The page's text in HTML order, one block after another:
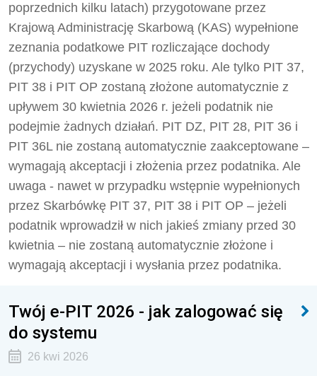
poprzednich kilku latach) przygotowane przez
Krajową Administrację Skarbową (KAS) wypełnione
zeznania podatkowe PIT rozliczające dochody
(przychody) uzyskane w 2025 roku. Ale tylko PIT 37,
PIT 38 i PIT OP zostaną złożone automatycznie z
upływem 30 kwietnia 2026 r. jeżeli podatnik nie
podejmie żadnych działań. PIT DZ, PIT 28, PIT 36 i
PIT 36L nie zostaną automatycznie zaakceptowane –
wymagają akceptacji i złożenia przez podatnika. Ale
uwaga - nawet w przypadku wstępnie wypełnionych
przez Skarbówkę PIT 37, PIT 38 i PIT OP – jeżeli
podatnik wprowadził w nich jakieś zmiany przed 30
kwietnia – nie zostaną automatycznie złożone i
wymagają akceptacji i wysłania przez podatnika.
Twój e-PIT 2026 - jak zalogować się
do systemu
26 kwi 2026